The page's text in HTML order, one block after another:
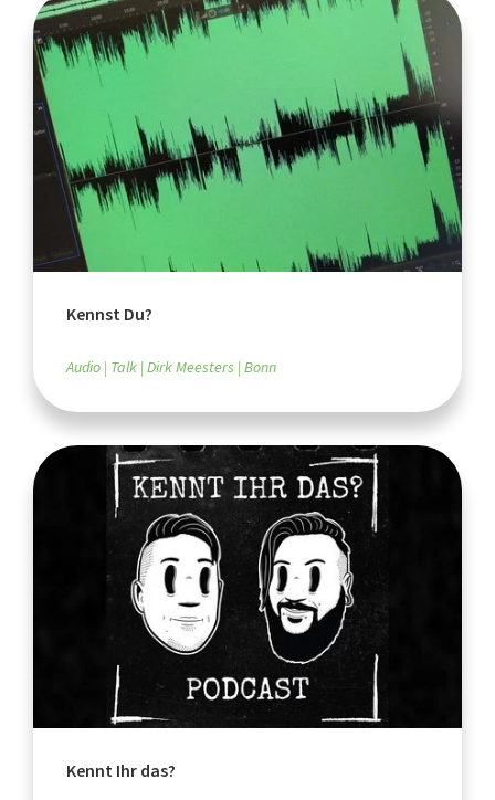
Kennst Du?
Audio Talk Dirk Meesters Bonn
Kennt Ihr das?